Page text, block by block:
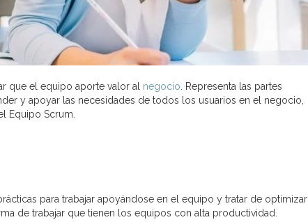
que el equipo aporte valor al negocio . Representa las partes
y apoyar las necesidades de todos los usuarios en el negocio,
Equipo Scrum.
para trabajar apoyándose en el equipo y tratar de optimizar
de trabajar que tienen los equipos con alta productividad.